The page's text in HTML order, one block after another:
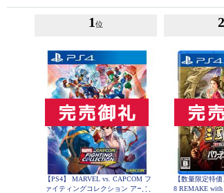
1 位
【PS4】 MARVEL vs. CAPCOM フ
ァイティングコレクション アーケ
2
【数量限定特
8 REMAKE with